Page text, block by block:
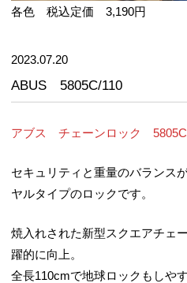
各色 税込定価 3,190円
2023.07.20
ABUS 5805C/110
アブス チェーンロック
セキュリティと重量のバランス
ヤルタイプのロックです。
焼入れされた新型スクエアチェ
躍的に向上。
全長110cmで地球ロックもしや